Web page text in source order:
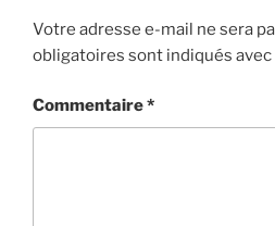
Votre adresse e-mail ne sera
obligatoires sont indiqués avec
Commentaire*